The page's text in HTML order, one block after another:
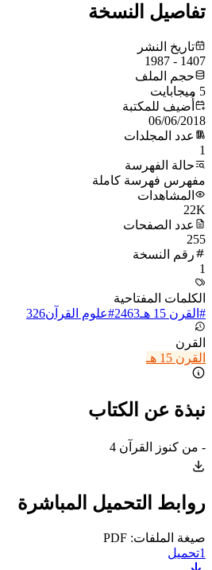
تفاصيل النسخة
تاريخ النشر
1407 - 1987
حجم الملف
5 ميجابايت
أُضيف للمكتبة
06/06/2018
عدد المجلدات
1
حالة الفهرسة
مفهرس فهرسة كاملة
المشاهدات
22K
عدد الصفحات
255
رقم النسخة
1
الكلمات المفتاحية
# القرن 15 هـ 2463
#علوم القرآن326
القرن
القرن 15 هـ
نبذة عن الكتاب
- من كنوز القرآن 4
روابط التحميل المباشرة
صيغة الملفات: PDF
1تحميل